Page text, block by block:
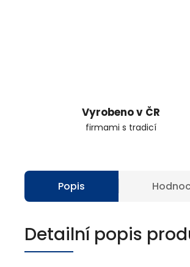
Vyrobeno v ČR
firmami s tradicí
Popis
Detailní popis